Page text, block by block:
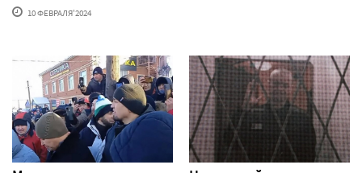
10 ФЕВРАЛЯ'2024